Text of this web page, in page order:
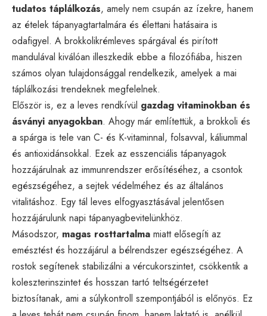
tudatos táplálkozás, amely nem csupán az ízekre, hanem
az ételek tápanyagtartalmára és élettani hatásaira is
odafigyel. A brokkolikrémleves spárgával és pirított
mandulával kiválóan illeszkedik ebbe a filozófiába, hiszen
számos olyan tulajdonsággal rendelkezik, amelyek a mai
táplálkozási trendeknek megfelelnek.
Először is, ez a leves rendkívül gazdag vitaminokban és
ásványi anyagokban. Ahogy már említettük, a brokkoli és
a spárga is tele van C- és K-vitaminnal, folsavval, káliummal
és antioxidánsokkal. Ezek az esszenciális tápanyagok
hozzájárulnak az immunrendszer erősítéséhez, a csontok
egészségéhez, a sejtek védelméhez és az általános
vitalitáshoz. Egy tál leves elfogyasztásával jelentősen
hozzájárulunk napi tápanyagbevitelünkhöz.
Másodszor, magas rosttartalma miatt elősegíti az
emésztést és hozzájárul a bélrendszer egészségéhez. A
rostok segítenek stabilizálni a vércukorszintet, csökkentik a
koleszterinszintet és hosszan tartó teltségérzetet
biztosítanak, ami a súlykontroll szempontjából is előnyös. Ez